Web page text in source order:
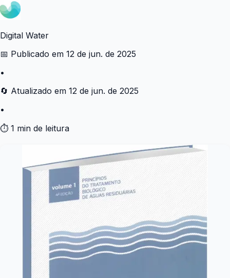
Digital Water
📅 Publicado em 12 de jun. de 2025
•
🔄 Atualizado em 12 de jun. de 2025
•
⏱ 1 min de leitura